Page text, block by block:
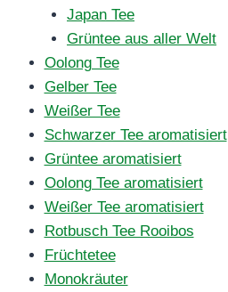
Japan Tee
Grüntee aus aller Welt
Oolong Tee
Gelber Tee
Weißer Tee
Schwarzer Tee aromatisiert
Grüntee aromatisiert
Oolong Tee aromatisiert
Weißer Tee aromatisiert
Rotbusch Tee Rooibos
Früchtetee
Monokräuter